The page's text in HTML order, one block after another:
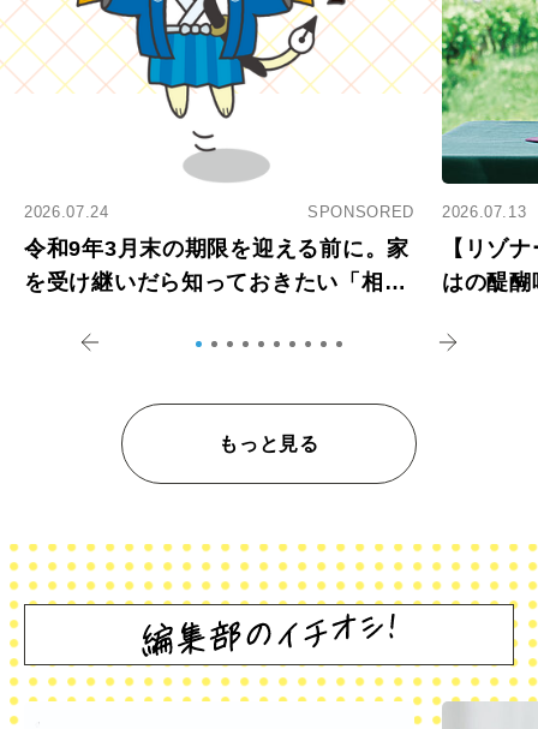
2026.07.24 SPONSORED
令和9年3月末の期限を迎える前に。家
を受け継いだら知っておきたい「相続
2026.07.13
【リゾ
はの醍
もっと見る